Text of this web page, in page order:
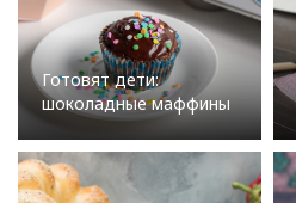
Готовят дети:
шоколадные маффины